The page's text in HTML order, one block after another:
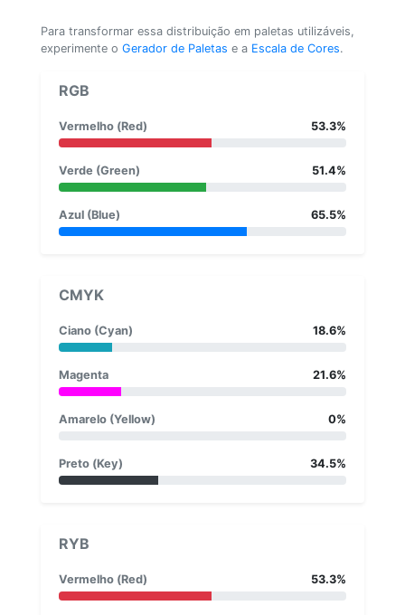
Para transformar essa distribuição em paletas utilizáveis,
experimente o Gerador de Paletas e a Escala de Cores.
RGB
Vermelho (Red) 53.3%
Verde (Green) 51.4%
Azul (Blue) 65.5%
CMYK
Ciano (Cyan) 18.6%
Magenta 21.6%
Amarelo (Yellow) 0%
Preto (Key) 34.5%
RYB
Vermelho (Red) 53.3%